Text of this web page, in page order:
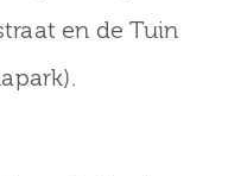
en de Tuin